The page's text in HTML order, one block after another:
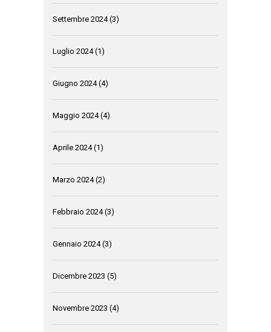
Settembre 2024(3)
Luglio 2024(1)
Giugno 2024(4)
Maggio 2024(4)
Aprile 2024(1)
Marzo 2024(2)
Febbraio 2024(3)
Gennaio 2024(3)
Dicembre 2023 (5)
Novembre 2023 (4)